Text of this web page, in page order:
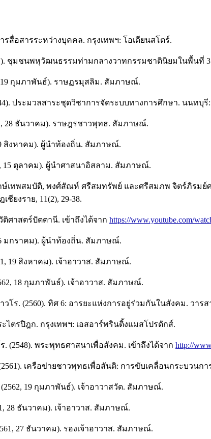
รสื่อสารระหว่างบุคคล. กรุงเทพฯ: โอเดียนสโตร์.
ชุมชนพหุวัฒนธรรมท่ามกลางวาทกรรมชาตินิยมในพื้นที่ 3
19 กุมภาพันธ์). ราษฏรมุสลิม. สัมภาษณ์.
ประมวลสาระชุดวิชาการจัดระบบทางการศึกษา. นนทบุ
28 ธันวาคม). ราษฎรชาวพุทธ. สัมภาษณ์.
สิงหาคม). ผู้นำท้องถิ่น. สัมภาษณ์.
15 ตุลาคม). ผู้นำศาสนาอิสลาม. สัมภาษณ์.
เทพสมบัติ, พงศ์สัณห์ ศรีสมทรัพย์ และศรีสมภพ จิตร์ภิรมย์
ยงราย, 11(2), 29-38.
ติศาสตร์ปัตตานี. เข้าถึงได้จาก https://www.youtube.com/
มกราคม). ผู้นำท้องถิ่น. สัมภาษณ์.
19 สิงหาคม). เจ้าอาวาส. สัมภาษณ์.
18 กุมภาพันธ์). เจ้าอาวาส. สัมภาษณ์.
โร. (2560). ทิศ 6: อารยะแห่งการอยู่ร่วมกันในสังคม. วาร
ไตรปิฎก. กรุงเทพฯ: เอสอาร์พรินติ้งแมสโปรดักส์.
พระพุทธศาสนาเพื่อสังคม. เข้าถึงได้จาก http://
เครือข่ายชาวพุทธเพื่อสันติ: การขับเคลื่อนกระบวน
19 กุมภาพันธ์). เจ้าอาวาสวัด. สัมภาษณ์.
28 ธันวาคม). เจ้าอาวาส. สัมภาษณ์.
27 ธันวาคม). รองเจ้าอาวาส. สัมภาษณ์.